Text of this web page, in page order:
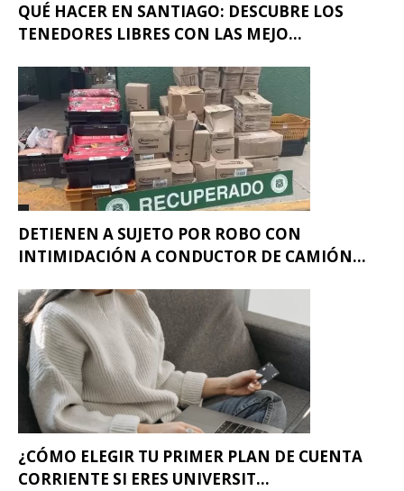
QUÉ HACER EN SANTIAGO: DESCUBRE LOS
TENEDORES LIBRES CON LAS MEJO...
DETIENEN A SUJETO POR ROBO CON
INTIMIDACIÓN A CONDUCTOR DE CAMIÓN...
¿CÓMO ELEGIR TU PRIMER PLAN DE CUENTA
CORRIENTE SI ERES UNIVERSIT...